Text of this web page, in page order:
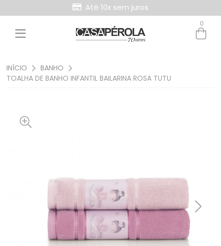
Entre com email ou cpf/cnpj
Até 10x sem juros
Retire Grátis na loja
0
INÍCIO
BANHO
TOALHA DE BANHO INFANTIL BAILARINA ROSA TUTU